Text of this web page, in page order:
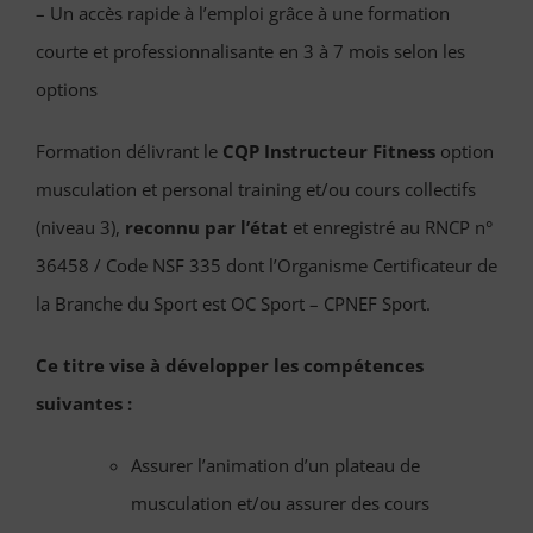
– Un accès rapide à l’emploi grâce à une formation
courte et professionnalisante en 3 à 7 mois selon les
options
Formation délivrant le CQP Instructeur Fitness option
musculation et personal training et/ou cours collectifs
(niveau 3), reconnu par l’état et enregistré au RNCP n°
36458 / Code NSF 335 dont l’Organisme Certificateur de
la Branche du Sport est OC Sport – CPNEF Sport.
Ce titre vise à développer les compétences
suivantes :
Assurer l’animation d’un plateau de
musculation et/ou assurer des cours